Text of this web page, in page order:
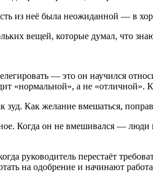
из неё была неожиданной — в
вещей, которые думал, что
— это он научился
«нормальной», а не «отличной».
зуд. Как желание вмешаться,
Когда он не вмешивался —
руководитель перестаёт
на одобрение и начинают